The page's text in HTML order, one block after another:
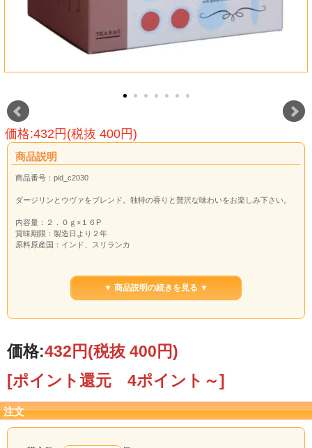
価格:432円(税抜 400円)
商品説明
商品番号：pid_c2030
ダージリンとウヴァをブレンド。独特の香りと贅沢な味わいをお楽しみ下さい。
内容量：２．０ｇ×１６P
賞味期限：製造日より２年
原料原産国：インド、スリランカ
▼ 商品説明の続きを見る ▼
価格:432円(税抜 400円)
[ポイント還元 4ポイント～]
注文